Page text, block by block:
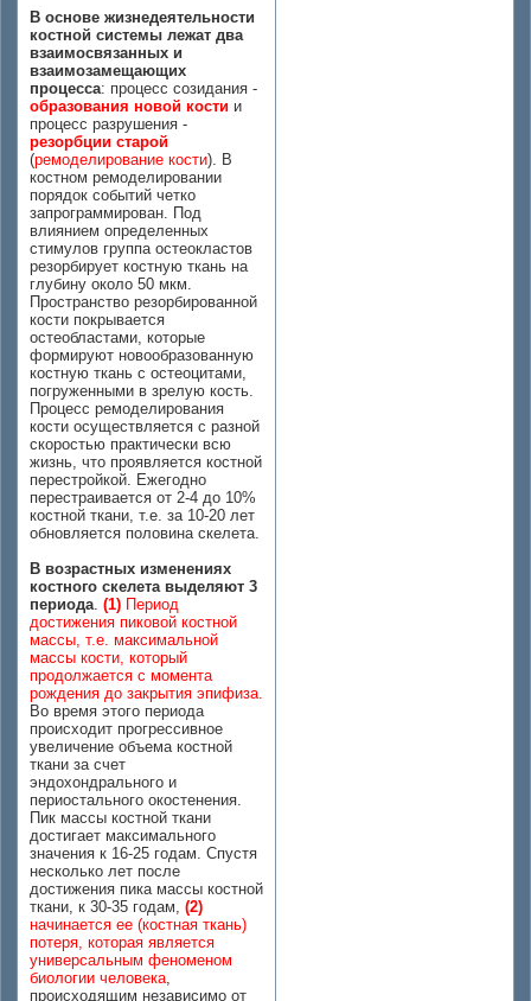
В основе жизнедеятельности
костной системы лежат два
взаимосвязанных и
взаимозамещающих
процесса: процесс созидания -
образования новой кости и
процесс разрушения -
резорбции старой
(ремоделирование кости). В
костном ремоделировании
порядок событий четко
запрограммирован. Под
влиянием определенных
стимулов группа остеокластов
резорбирует костную ткань на
глубину около 50 мкм.
Пространство резорбированной
кости покрывается
остеобластами, которые
формируют новообразованную
костную ткань с остеоцитами,
погруженными в зрелую кость.
Процесс ремоделирования
кости осуществляется с разной
скоростью практически всю
жизнь, что проявляется костной
перестройкой. Ежегодно
перестраивается от 2-4 до 10%
костной ткани, т.е. за 10-20 лет
обновляется половина скелета.
В возрастных изменениях
костного скелета выделяют 3
периода. (1) Период
достижения пиковой костной
массы, т.е. максимальной
массы кости, который
продолжается с момента
рождения до закрытия эпифиза.
Во время этого периода
происходит прогрессивное
увеличение объема костной
ткани за счет
эндохондрального и
периостального окостенения.
Пик массы костной ткани
достигает максимального
значения к 16-25 годам. Спустя
несколько лет после
достижения пика массы костной
ткани, к 30-35 годам, (2)
начинается ее (костная ткань)
потеря, которая является
универсальным феноменом
биологии человека,
происходящим независимо от